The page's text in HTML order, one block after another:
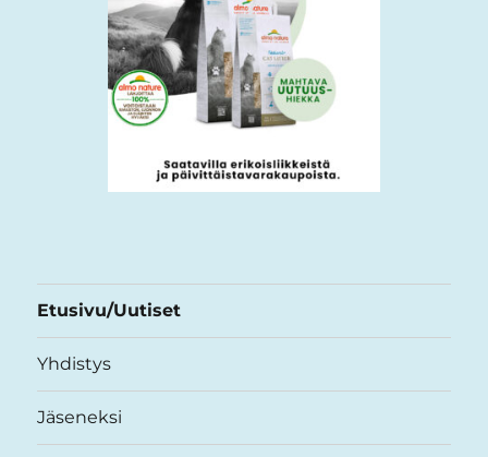
Etusivu/Uutiset
Yhdistys
Jäseneksi